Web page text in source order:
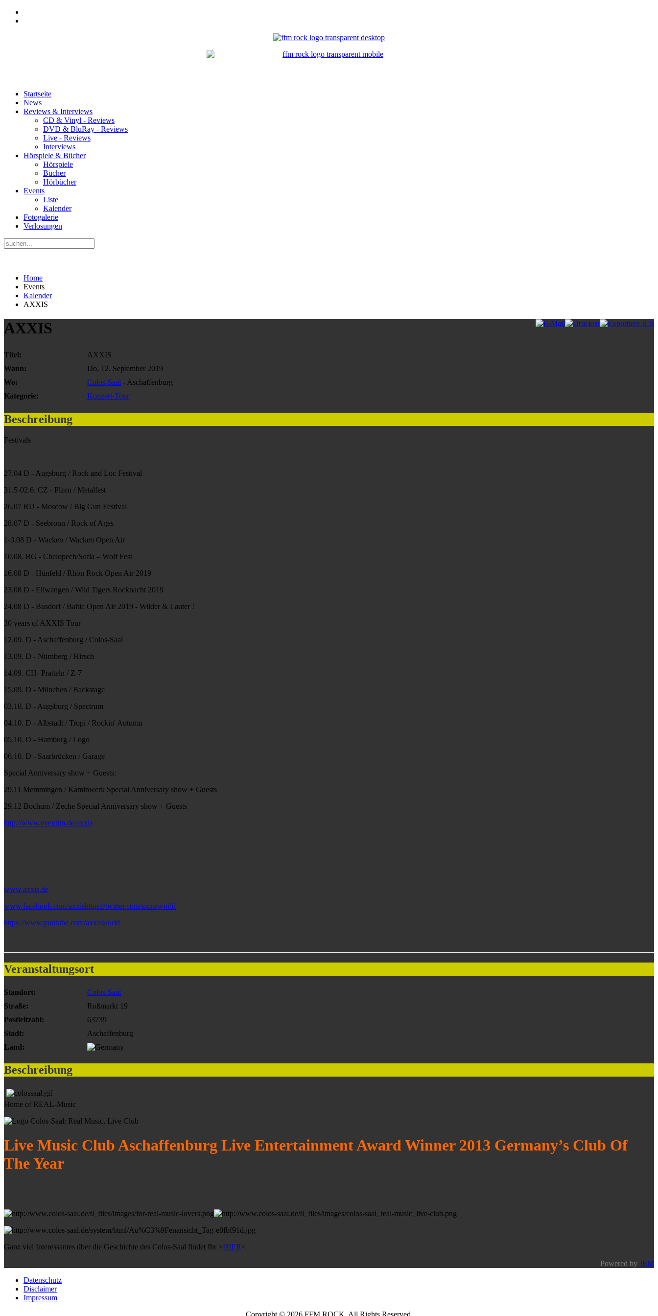
Startseite
News
Reviews & Interviews
CD & Vinyl - Reviews
DVD & BluRay - Reviews
Live - Reviews
Interviews
Hörspiele & Bücher
Hörspiele
Bücher
Hörbücher
Events
Liste
Kalender
Fotogalerie
Verlosungen
Home
Events
Kalender
AXXIS
AXXIS
Titel:
AXXIS
Wann:
Do, 12. September 2019
Wo:
Colos-Saal - Aschaffenburg
Kategorie:
Konzert-Tour
Beschreibung
Festivals
27.04 D - Augsburg / Rock and Loc Festival
31.5-02.6. CZ - Plzen / Metalfest
26.07 RU - Moscow / Big Gun Festival
28.07 D - Seebronn / Rock of Ages
1-3.08 D - Wacken / Wacken Open Air
10.08. BG - Chelopech/Sofia – Wolf Fest
16.08 D - Hünfeld / Rhön Rock Open Air 2019
23.08 D - Ellwangen / Wild Tigers Rocknacht 2019
24.08 D - Busdorf / Baltic Open Air 2019 - Wilder & Lauter !
30 years of AXXIS Tour
12.09. D - Aschaffenburg / Colos-Saal
13.09. D - Nürnberg / Hirsch
14.09. CH- Pratteln / Z-7
15.09. D - München / Backstage
03.10. D - Augsburg / Spectrum
04.10. D - Albstadt / Tropi / Rockin' Autumn
05.10. D - Hamburg / Logo
06.10. D - Saarbrücken / Garage
Special Anniversary show + Guests:
29.11 Memmingen / Kaminwerk Special Anniversary show + Guests
29.12 Bochum / Zeche Special Anniversary show + Guests
http://www.eventim.de/axxis
www.axxis.de
www.facebook.com/axxishttps://twitter.com/axxisworld
https://www.youtube.com/axxisworld
Veranstaltungsort
Standort:
Colos-Saal
Straße:
Roßmarkt 19
Postleitzahl:
63739
Stadt:
Aschaffenburg
Land:
Beschreibung
Home of REAL-Music
Live Music Club Aschaffenburg Live Entertainment Award Winner 2013 Germany’s Club Of
The Year
Ganz viel Interessantes über die Geschichte des Colos-Saal findet Ihr >HIER<
Powered by JEM
Datenschutz
Disclaimer
Impressum